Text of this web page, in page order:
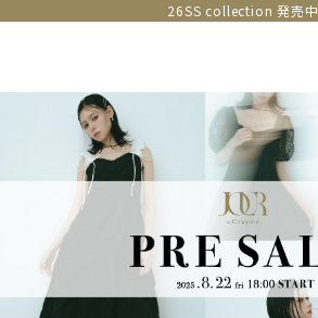
26SS collection 発売中